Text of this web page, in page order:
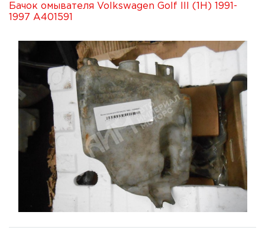
Бачок омывателя Volkswagen Golf III (1H) 1991-
1997 A401591